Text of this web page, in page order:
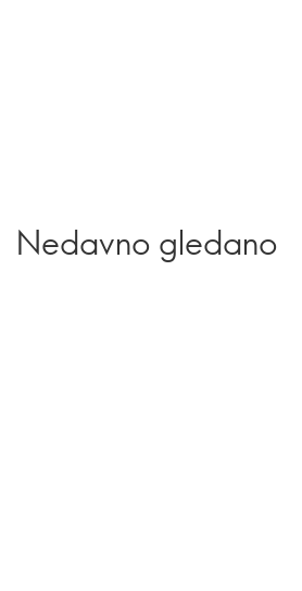
Nedavno gledano